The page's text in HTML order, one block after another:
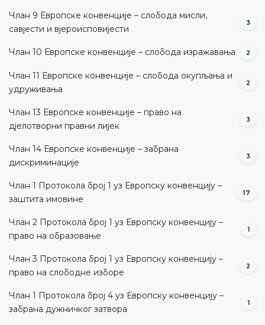
Члан 9 Европске конвенције – слобода мисли,
савјести и вјероисповијести
3
Члан 10 Европске конвенције – слобода изражавања 2
Члан 11 Европске конвенције – слобода окупљања и
удруживања
2
Члан 13 Европске конвенције – право на
дјелотворни правни лијек
3
Члан 14 Европске конвенције – забрана
дискриминације
3
Члан 1 Протокола број 1 уз Европску конвенцију –
заштита имовине
17
Члан 2 Протокола број 1 уз Европску конвенцију –
право на образовање
1
Члан 3 Протокола број 1 уз Европску конвенцију –
право на слободне изборе
2
Члан 1 Протокола број 4 уз Европску конвенцију –
забрана дужничког затвора
1